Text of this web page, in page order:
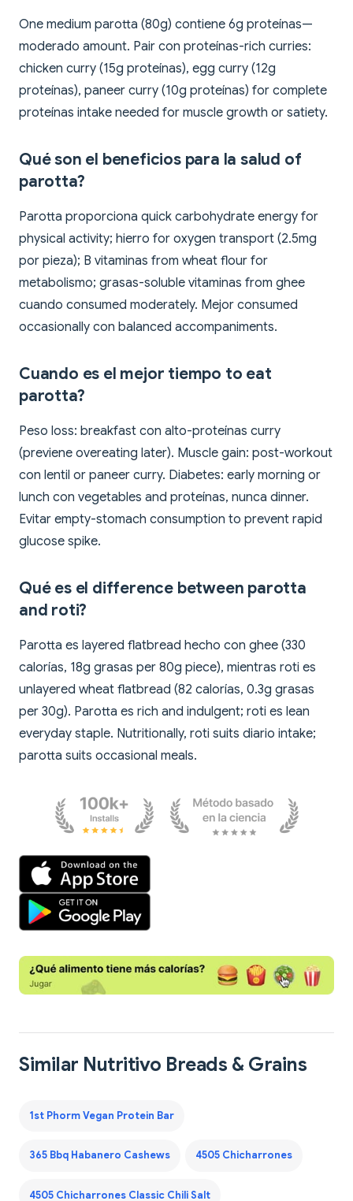
One medium parotta (80g) contiene 6g proteínas—
moderado amount. Pair con proteínas-rich curries:
chicken curry (15g proteínas), egg curry (12g
proteínas), paneer curry (10g proteínas) for complete
proteínas intake needed for muscle growth or satiety.
Qué son el beneficios para la salud of
parotta?
Parotta proporciona quick carbohydrate energy for
physical activity; hierro for oxygen transport (2.5mg
por pieza); B vitaminas from wheat flour for
metabolismo; grasas-soluble vitaminas from ghee
cuando consumed moderately. Mejor consumed
occasionally con balanced accompaniments.
Cuando es el mejor tiempo to eat
parotta?
Peso loss: breakfast con alto-proteínas curry
(previene overeating later). Muscle gain: post-workout
con lentil or paneer curry. Diabetes: early morning or
lunch con vegetables and proteínas, nunca dinner.
Evitar empty-stomach consumption to prevent rapid
glucose spike.
Qué es el difference between parotta
and roti?
Parotta es layered flatbread hecho con ghee (330
calorías, 18g grasas per 80g piece), mientras roti es
unlayered wheat flatbread (82 calorías, 0.3g grasas
per 30g). Parotta es rich and indulgent; roti es lean
everyday staple. Nutritionally, roti suits diario intake;
parotta suits occasional meals.
Similar Nutritivo Breads & Grains
1st Phorm Vegan Protein Bar
365 Bbq Habanero Cashews 4505 Chicharrones
4505 Chicharrones Classic Chili Salt